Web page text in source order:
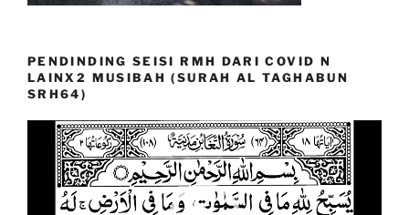
PENDINDING SEISI RMH DARI COVID N
LAINX2 MUSIBAH (SURAH AL TAGHABUN
SRH64)
Video
Player